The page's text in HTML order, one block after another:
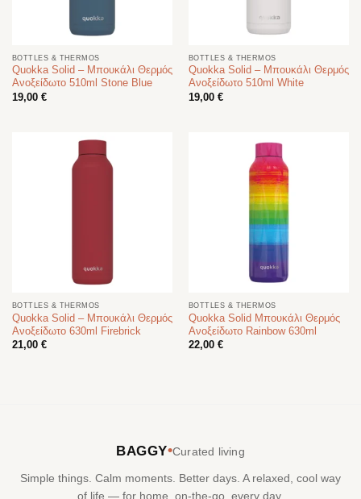
BOTTLES & THERMOS
Quokka Solid – Μπουκάλι Θερμός
Ανοξείδωτο 510ml Stone Blue
19,00 €
BOTTLES & THERMOS
Quokka Solid – Μπουκάλι Θερμός
Ανοξείδωτο 510ml White
19,00 €
BOTTLES & THERMOS
Quokka Solid – Μπουκάλι Θερμός
Ανοξείδωτο 630ml Firebrick
21,00 €
BOTTLES & THERMOS
Quokka Solid Μπουκάλι Θερμός
Ανοξείδωτο Rainbow 630ml
22,00 €
BAGGY•Curated living
Simple things. Calm moments. Better days. A relaxed, cool way
of life — for home, on-the-go, every day.